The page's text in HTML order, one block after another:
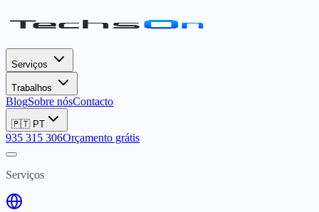
Serviços
Trabalhos
BlogSobre nósContacto
🇵🇹 PT
935 315 306Orçamento grátis
Serviços